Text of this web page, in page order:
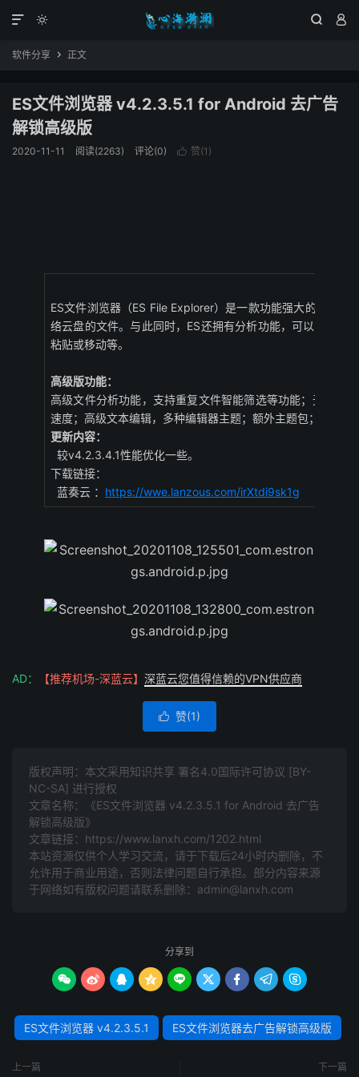
  

软件分享  正文
ES文件浏览器 v4.2.3.5.1 for Android 去广告
解锁高级版
2020-11-11 阅读(2263) 评论(0)  赞(1 )
ES文件浏览器（ES File Explorer）是一款功能强大的文件
络云盘的文件。与此同时，ES还拥有分析功能，可以全方位
粘贴或移动等。
高级版功能：
高级文件分析功能，支持重复文件智能筛选等功能；无广告
速度；高级文本编辑，多种编辑器主题；额外主题包；GIF动
更新内容：
较v4.2.3.4.1性能优化一些。
下载链接：
蓝奏云 ： https://wwe.lanzous.com/irXtdi9sk1g
AD： 【推荐机场-深蓝云】 深蓝云您值得信赖的VPN供应商
 赞(1)
版权声明：本文采用知识共享 署名4.0国际许可协议 [BY-
NC-SA] 进行授权
文章名称：《ES文件浏览器 v4.2.3.5.1 for Android 去广告
解锁高级版》
文章链接： https://www.lanxh.com/1202.html
本站资源仅供个人学习交流，请于下载后24小时内删除，不
允许用于商业用途，否则法律问题自行承担。部分内容来源
于网络如有版权问题请联系删除：admin@lanxh.com
分享到
        
ES文件浏览器 v4.2.3.5.1 ES文件浏览器去广告解锁高级版
上一篇 下一篇